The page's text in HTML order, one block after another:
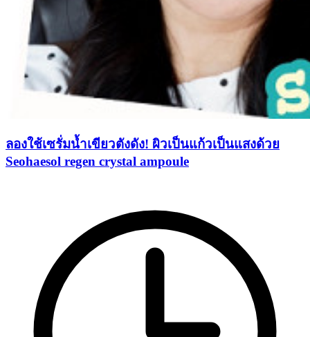
ลองใช้เซรั่มน้ำเขียวตังดัง! ผิวเป็นแก้วเป็นแสงด้วย
Seohaesol regen crystal ampoule